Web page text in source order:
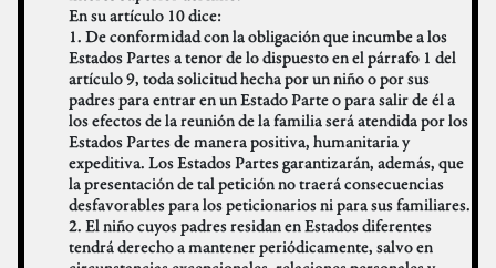
En su artículo 10 dice:
1. De conformidad con la obligación que incumbe a los
Estados Partes a tenor de lo dispuesto en el párrafo 1 del
artículo 9, toda solicitud hecha por un niño o por sus
padres para entrar en un Estado Parte o para salir de él a
los efectos de la reunión de la familia será atendida por los
Estados Partes de manera positiva, humanitaria y
expeditiva. Los Estados Partes garantizarán, además, que
la presentación de tal petición no traerá consecuencias
desfavorables para los peticionarios ni para sus familiares.
2. El niño cuyos padres residan en Estados diferentes
tendrá derecho a mantener periódicamente, salvo en